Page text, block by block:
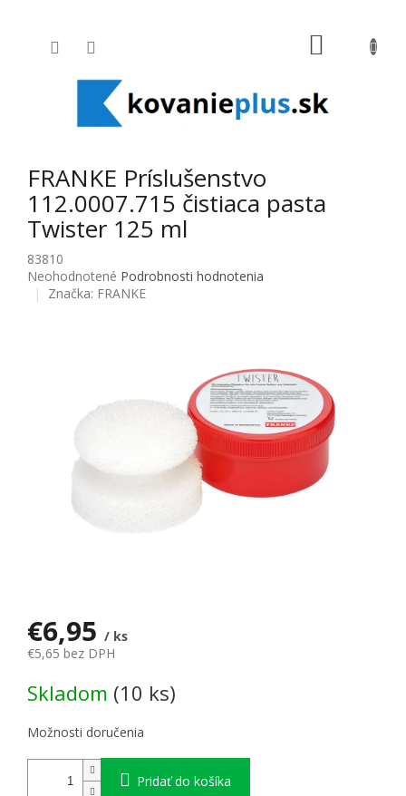
FRANKE Príslušenstvo
112.0007.715 čistiaca pasta
Twister 125 ml
83810
Priemerné hodnotenie produktu je 0,0 z 5 hviezdičiek.
Neohodnotené Podrobnosti hodnotenia
Značka: FRANKE
€6,95 / ks
€5,65 bez DPH
Skladom (10 ks)
Možnosti doručenia
Pridať do košíka